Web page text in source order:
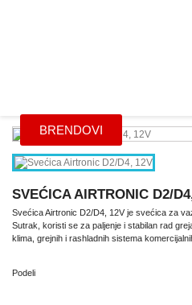
BRENDOVI
SVEĆICA AIRTRONIC D2/
Svećica Airtronic D2/D4, 12V je svećica za
Sutrak, koristi se za paljenje i stabilan rad
klima, grejnih i rashladnih sistema
Podeli